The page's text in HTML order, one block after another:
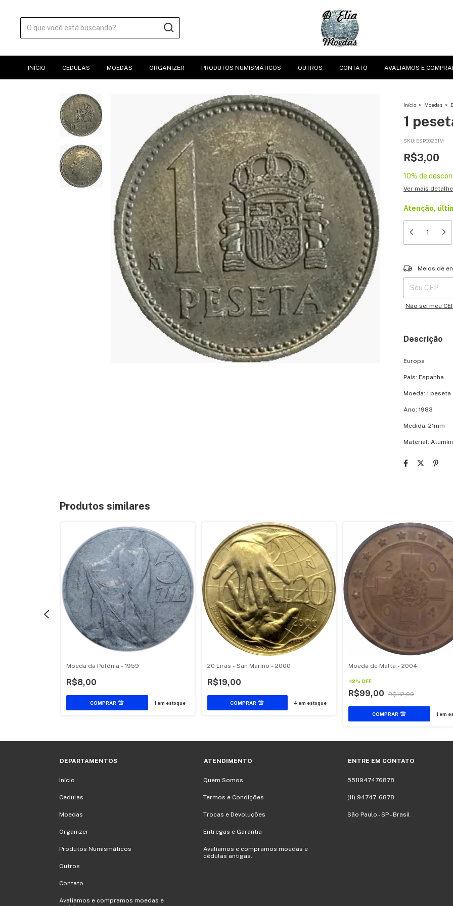
INÍCIO CEDULAS MOEDAS ORGANIZER PRODUTOS NUMISMÁTICOS OUTROS CONTATO AVALIAMOS E
Início > Moedas >
1
SKU: ESP00231M
R$3,00
10% de
Ver mais
Atenção,
Entregas para o
Meios de
Não sei meu
Descrição
Europa
Pais: Espanha
Moeda: 1 peseta
Ano: 1983
Medida: 21mm
Material:
Produtos similares
Moeda da Polônia - 1959
R$8,00
1 em estoque
20 Liras - San Marino - 2000
R$19,00
4 em estoque
Moeda de Malta - 2004
-12% OFF
R$99,00 R$112,00
1 em
DEPARTAMENTOS
Início
Cedulas
Moedas
Organizer
Produtos Numismáticos
Outros
Contato
Avaliamos e compramos moedas e
ATENDIMENTO
Quem Somos
Termos e Condições
Trocas e Devoluções
Entregas e Garantia
Avaliamos e compramos moedas e
cédulas antigas.
ENTRE EM CONTATO
5511947476878
(11) 94747-6878
São Paulo - SP - Brasil